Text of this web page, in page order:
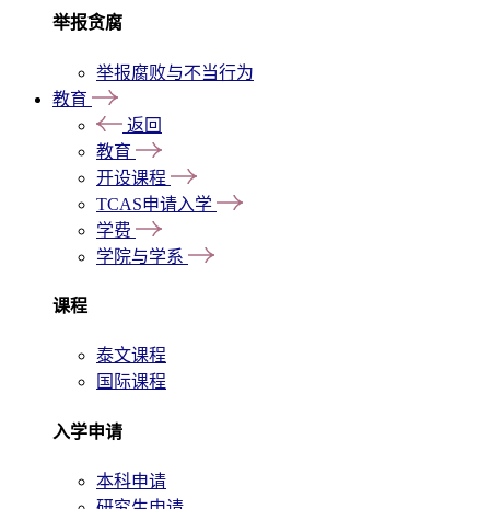
举报贪腐
举报腐败与不当行为
教育
返回
教育
开设课程
TCAS申请入学
学费
学院与学系
课程
泰文课程
国际课程
入学申请
本科申请